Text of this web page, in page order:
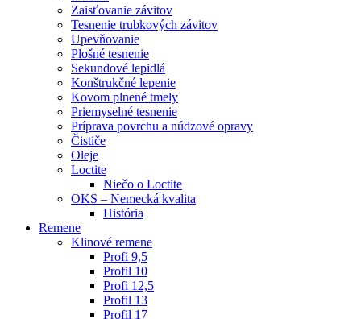
Zaisťovanie závitov
Tesnenie trubkových závitov
Upevňovanie
Plošné tesnenie
Sekundové lepidlá
Konštrukčné lepenie
Kovom plnené tmely
Priemyselné tesnenie
Príprava povrchu a núdzové opravy
Čističe
Oleje
Loctite
Niečo o Loctite
OKS – Nemecká kvalita
História
Remene
Klinové remene
Profi 9,5
Profil 10
Profi 12,5
Profil 13
Profil 17